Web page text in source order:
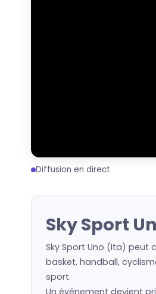
Diffusion en direct
Sky Sport
Sky Sport Uno (Ita) peut
basket, handball,
sport.
Un événement devient